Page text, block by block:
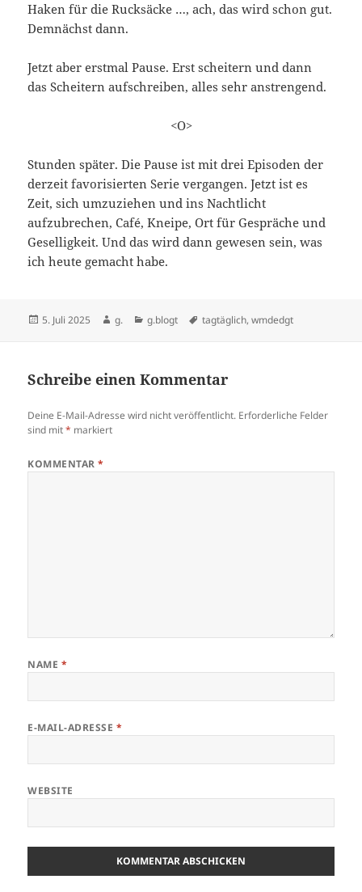
Haken für die Rucksäcke …, ach, das wird schon gut.
Demnächst dann.
Jetzt aber erstmal Pause. Erst scheitern und dann
das Scheitern aufschreiben, alles sehr anstrengend.
<O>
Stunden später. Die Pause ist mit drei Episoden der
derzeit favorisierten Serie vergangen. Jetzt ist es
Zeit, sich umzuziehen und ins Nachtlicht
aufzubrechen, Café, Kneipe, Ort für Gespräche und
Geselligkeit. Und das wird dann gewesen sein, was
ich heute gemacht habe.
Veröffentlicht
5. Juli 2025 Autor
g. Kategorien
g.blogt Schlagwörter
tagtäglich,wmdedgt
Schreibe einen Kommentar
Deine E-Mail-Adresse wird nicht veröffentlicht. Erforderliche Felder
sind mit* markiert
KOMMENTAR*
NAME *
E-MAIL-ADRESSE *
WEBSITE